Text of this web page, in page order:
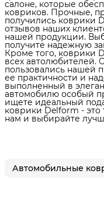
салоне, которые
ковриков. Прочные,
получились коврики
отзывов наших
нашей продукции.
получите надежную
Кроме того, коврики
всех автолюбителей.
пользовались нашей
ее практичности и
выполненный в
автомобилю особый
ищете идеальный
коврики Delform - это
нам и выбирайте
Автомобильные